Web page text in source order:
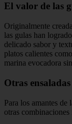
El valor de las
Originalmente
las gulas han
delicado sabor y
platos calientes
marina evocadora
Otras
Para los amantes
otras